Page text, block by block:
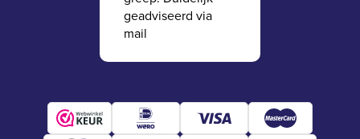
geadviseerd via
mail